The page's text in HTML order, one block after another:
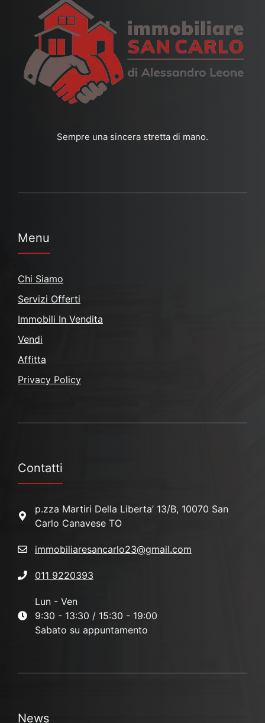
Sempre una sincera stretta di mano.
Menu
Chi Siamo
Servizi Offerti
Immobili In Vendita
Vendi
Affitta
Privacy Policy
Contatti
p.zza Martiri Della Liberta’ 13/B, 10070 San
Carlo Canavese TO
immobiliaresancarlo23@gmail.com
011 9220393
Lun - Ven
9:30 - 13:30 / 15:30 - 19:00
Sabato su appuntamento
News